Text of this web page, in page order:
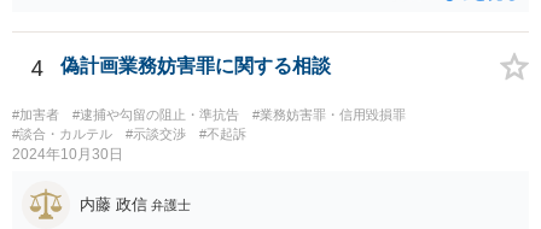
縁関係にある人に身元を託し、身柄引受書に署名・押印をさせ、被疑
者の釈放後の社会生活に一定の監督機能が果たされ得ると考える形に
ならばその旨を捜査機関に申し出られれば良いでしょう。 上記、ご参
考ください。
4 偽計画業務妨害罪に関する相談
#加害者 #逮捕や勾留の阻止・準抗告
#業務妨害罪・信用毀損罪
#談合・カルテル
#示談交渉 #不起訴
2024年10月30日
内藤 政信 弁護士